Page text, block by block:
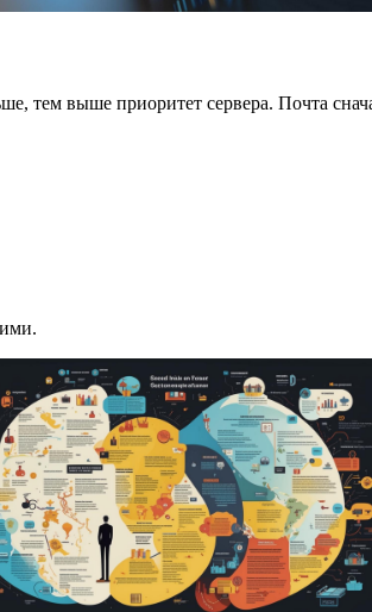
тем выше приоритет сервера. Почта